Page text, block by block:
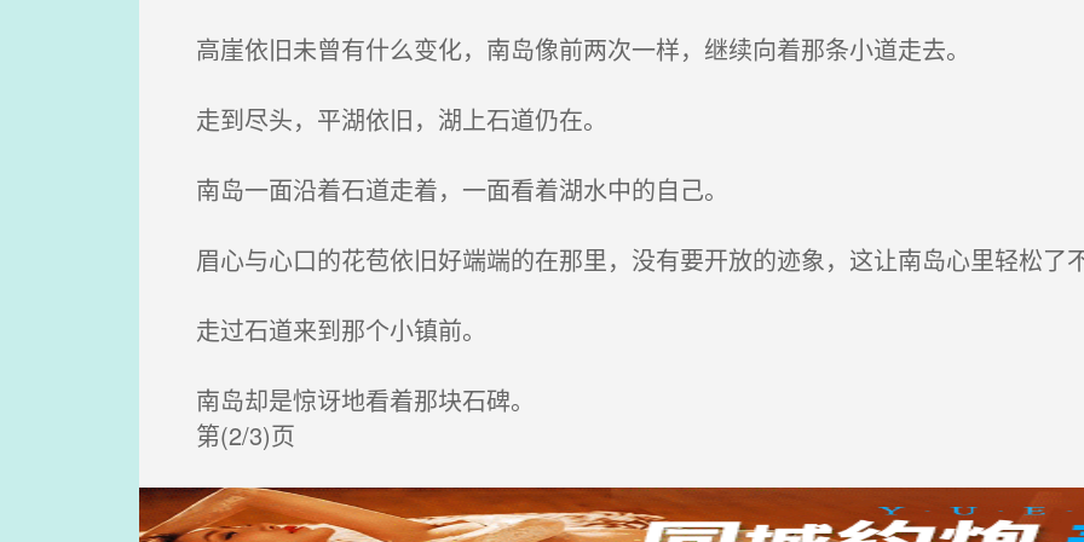
高崖依旧未曾有什么变化，南岛像前两次一样，继续向着那条小道走去。
走到尽头，平湖依旧，湖上石道仍在。
南岛一面沿着石道走着，一面看着湖水中的自己。
眉心与心口的花苞依旧好端端的在那里，没有要开放的迹象，这让南岛心里轻松了
走过石道来到那个小镇前。
南岛却是惊讶地看着那块石碑。
第(2/3)页